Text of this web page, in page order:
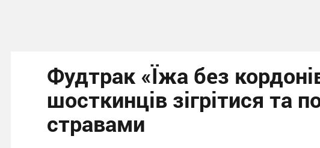
Фудтрак «Їжа без
шосткинців зігрітися та
стравами